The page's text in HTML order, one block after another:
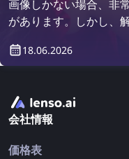
画像しかない場合、非
があります。しかし、
見つけましょう。
18.06.2026
会社情報
価格表